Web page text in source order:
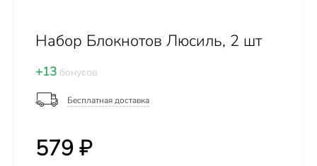
Набор Блокнотов Люсиль, 2 шт
+13 бонусов
Бесплатная доставка
579 ₽